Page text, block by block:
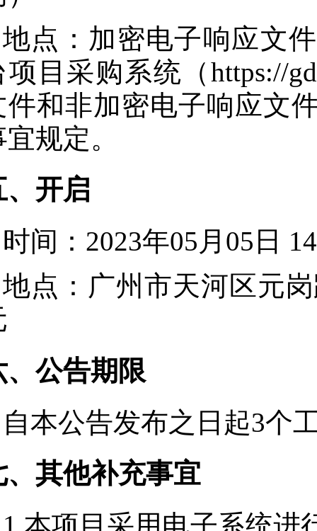
地点： 加密电子响应文
项目采购系统（https://
件和非加密电子响应文
规定。
、开启
时间： 2023年05月05日
地点： 广州市天河区元
、公告期限
自本公告发布之日起3个
、其他补充事宜
1.本项目采用电子系统进